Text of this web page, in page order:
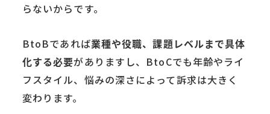
らないからです。
BtoBであれば業種や役職、課題レベルまで具体
化する必要がありますし、BtoCでも年齢やライ
フスタイル、悩みの深さによって訴求は大きく
変わります。